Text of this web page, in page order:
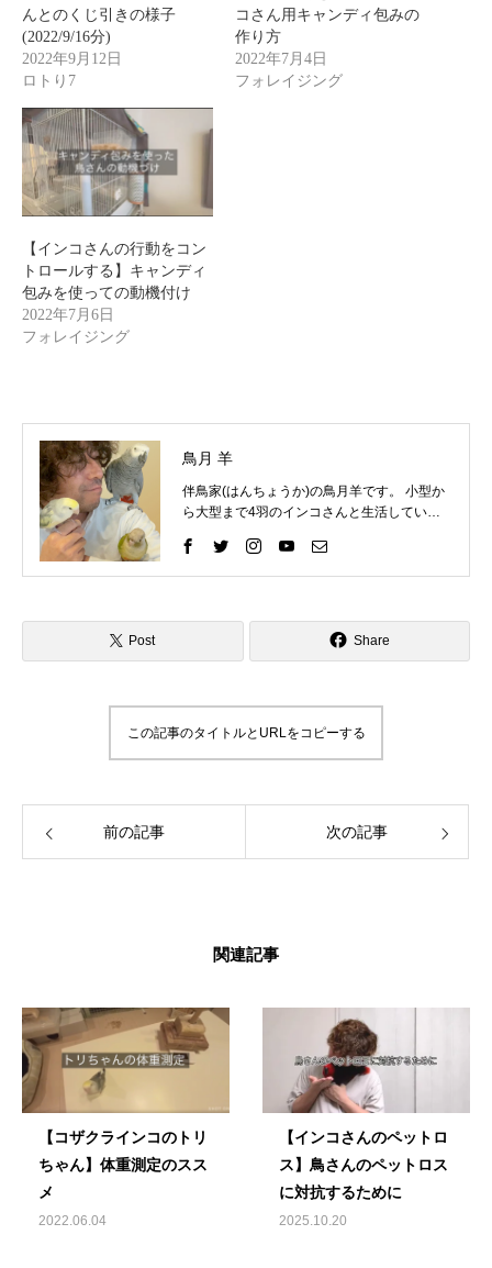
んとのくじ引きの様子
(2022/9/16分)
2022年9月12日
ロトり7
コさん用キャンディ包みの
作り方
2022年7月4日
フォレイジング
【インコさんの行動をコン
トロールする】キャンディ
包みを使っての動機付け
2022年7月6日
フォレイジング
鳥月 羊
伴鳥家(はんちょうか)の鳥月羊です。 小型か
ら大型まで4羽のインコさんと生活していま
困りごとを経験してきました。 そしてそれを
いろいろな方法で解決して、今ではインコさ
インコライフをさらに楽しいものにしたい。
インコさんと「生涯の相棒」と呼べるような
に、生きていく」 生涯の相棒インコと寄り添
える生活を愛鳥家さんと一緒にデザインして
Post Share
この記事のタイトルとURLをコピーする
前の記事 次の記事
関連記事
【コザクラインコのトリ
ちゃん】体重測定のスス
メ
2022.06.04
【インコさんのペットロ
ス】鳥さんのペットロス
に対抗するために
2025.10.20